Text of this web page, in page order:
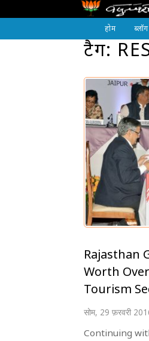
होम ब्लॉग
टैग:
Rajasthan
Worth
Tourism
सोम, 29 फ़रवरी
Continuing